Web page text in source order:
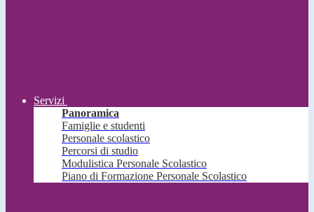
Servizi
Panoramica
Famiglie e studenti
Personale scolastico
Percorsi di studio
Modulistica Personale Scolastico
Piano di Formazione Personale Scolastico